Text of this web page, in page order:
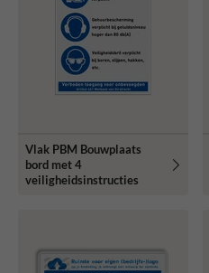
Vlak PBM Bouwplaats
bord met 4
veiligheidsinstructies